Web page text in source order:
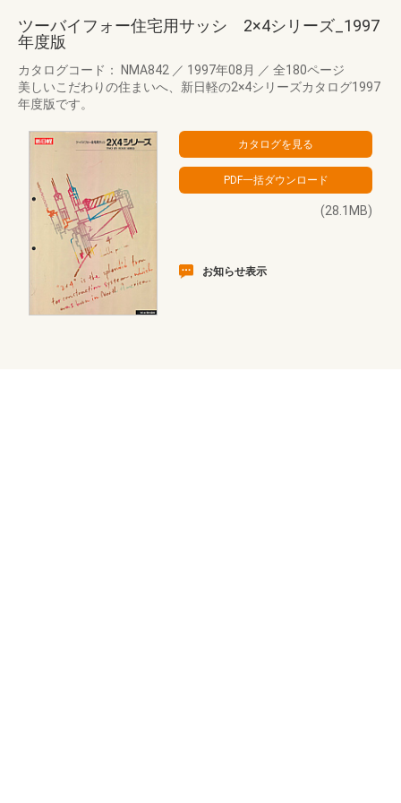
ツーバイフォー住宅用サッシ 2×4シリーズ_1997
年度版
カタログコード： NMA842 ／ 1997年08月 ／ 全180ページ
美しいこだわりの住まいへ、新日軽の2×4シリーズカタログ1997
年度版です。
(28.1MB)
お知らせ表示